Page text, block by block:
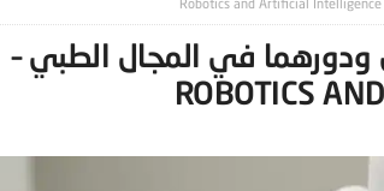
ودورهما في المجال الطبي –
ROBOTICS